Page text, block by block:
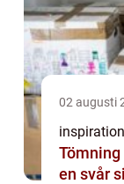
02 augusti
inspiration
en svår